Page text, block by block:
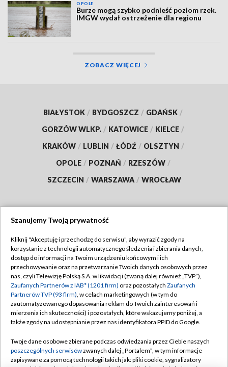
OPOLE
Burze mogą szybko podnieść poziom rzek.
IMGW wydał ostrzeżenie dla regionu
ZOBACZ WIĘCEJ
BIAŁYSTOK / BYDGOSZCZ / GDAŃSK /
GORZÓW WLKP. / KATOWICE / KIELCE /
KRAKÓW / LUBLIN / ŁÓDŹ / OLSZTYN /
OPOLE / POZNAŃ / RZESZÓW /
SZCZECIN / WARSZAWA / WROCŁAW
TVP
Abonament TVP
Emisja w TVP
Centrum informacji TVP
Naziemna Telewizja Cyfrowa
Rada Programowa
Regulamin TVP
Polityka prywatności
Moje zgody
Pomoc
Kontakt
Szanujemy Twoją prywatność
Kliknij "Akceptuję i przechodzę do serwisu", aby wyrazić zgody na
korzystanie z technologii automatycznego śledzenia i zbierania danych,
dostęp do informacji na Twoim urządzeniu końcowym i ich
przechowywanie oraz na przetwarzanie Twoich danych osobowych przez
nas, czyli Telewizję Polską S.A. w likwidacji (zwaną dalej również „TVP”),
Zaufanych Partnerów z IAB* (1201 firm) oraz pozostałych Zaufanych
Partnerów TVP (93 firm), w celach marketingowych (w tym do
zautomatyzowanego dopasowania reklam do Twoich zainteresowań i
mierzenia ich skuteczności) i pozostałych, które wskazujemy poniżej, a
także zgody na udostępnianie przez nas identyfikatora PPID do Google.
Twoje dane osobowe zbierane podczas odwiedzania przez Ciebie naszych
poszczególnych serwisówzwanych dalej „Portalem”, w tym informacje
zapisywane za pomocą technologii takich jak: pliki cookie, sygnalizatory